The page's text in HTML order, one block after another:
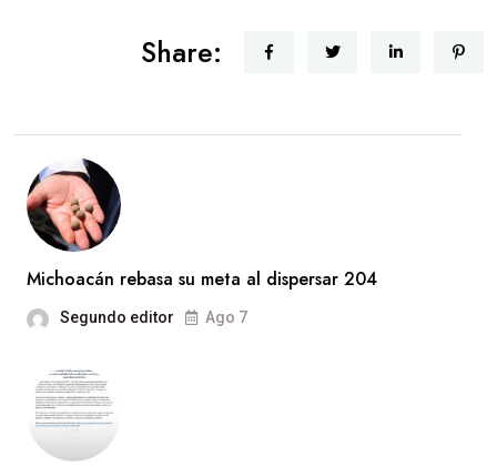
Share:
Michoacán rebasa su meta al dispersar 204
Segundo editor Ago 7